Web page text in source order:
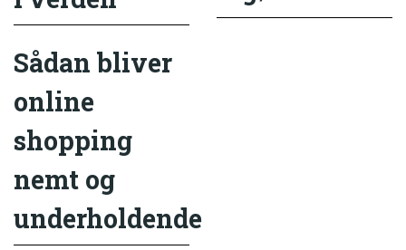
Sådan bliver
online
shopping
nemt og
underholdende